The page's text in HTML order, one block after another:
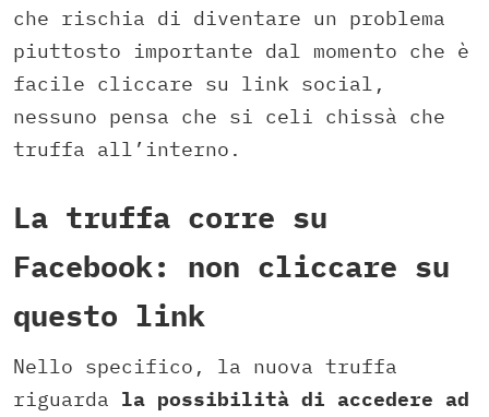
che rischia di diventare un problema
piuttosto importante dal momento che è
facile cliccare su link social,
nessuno pensa che si celi chissà che
truffa all’interno.
La truffa corre su
Facebook: non cliccare su
questo link
Nello specifico, la nuova truffa
riguarda la possibilità di accedere ad